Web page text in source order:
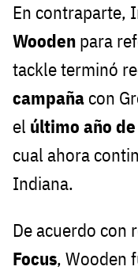
En contraparte,
Wooden para
tackle terminó
campaña con
el último año
cual ahora
Indiana.
De acuerdo con
Focus, Wooden